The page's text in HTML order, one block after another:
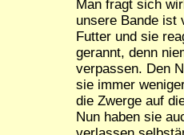
Man fragt sich
unsere Bande ist
Futter und sie
gerannt, denn
verpassen. Den
sie immer
die Zwerge auf
Nun haben sie